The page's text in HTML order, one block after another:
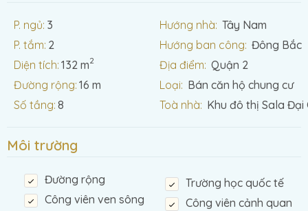
P. ngủ: 3
P. tắm: 2
Diện tích: 132 m2
Đường rộng: 16 m
Số tầng: 8
Hướng nhà: Tây Nam
Hướng ban công: Đông Bắc
Địa điểm: Quận 2
Loại: Bán căn hộ chung cư
Toà nhà: Khu đô thị Sala Đại
Môi trường
Đường rộng
Công viên ven sông
Trường học quốc tế
Công viên cảnh quan